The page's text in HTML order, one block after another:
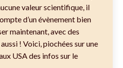
valeur scientifique, il
d’un évènement bien
maintenant, avec des
! Voici, piochées sur une
USA des infos sur le